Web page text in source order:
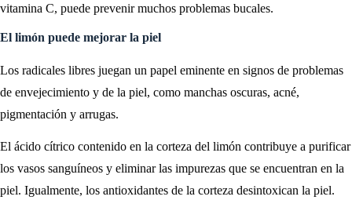
vitamina C, puede prevenir muchos problemas bucales.
El limón puede mejorar la piel
Los radicales libres juegan un papel eminente en signos de problemas
de envejecimiento y de la piel, como manchas oscuras, acné,
pigmentación y arrugas.
El ácido cítrico contenido en la corteza del limón contribuye a purificar
los vasos sanguíneos y eliminar las impurezas que se encuentran en la
piel. Igualmente, los antioxidantes de la corteza desintoxican la piel.